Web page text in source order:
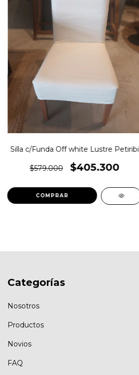
Silla c/Funda Off white Lustre Petiribi
$579.000 $405.300
Categorías
Nosotros
Productos
Novios
FAQ